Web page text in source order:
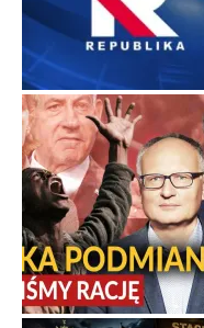
Boskie przestrogi na
cyfrowego świata
Święte orędzia w cieniu
Popularne